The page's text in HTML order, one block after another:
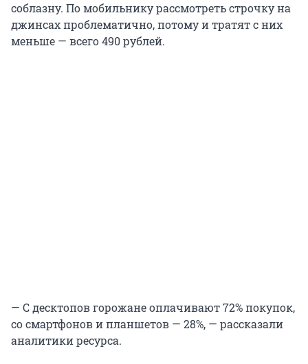
соблазну. По мобильнику рассмотреть строчку на
джинсах проблематично, потому и тратят с них
меньше — всего 490 рублей.
— С десктопов горожане оплачивают 72% покупок,
со смартфонов и планшетов — 28%, — рассказали
аналитики ресурса.